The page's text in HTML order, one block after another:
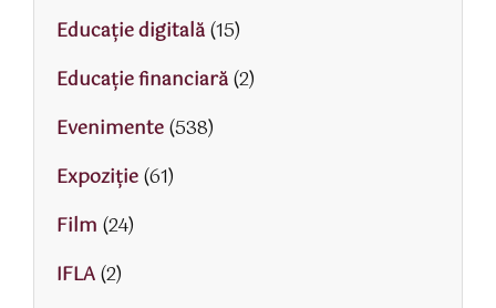
Educaţie digitală(15)
Educaţie financiară(2)
Evenimente(538)
Expoziție(61)
Film (24)
IFLA(2)